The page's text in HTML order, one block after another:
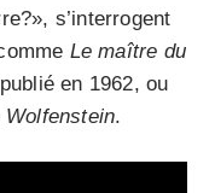
s’interrogent
Le maître du
en 1962, ou
Wolfenstein.